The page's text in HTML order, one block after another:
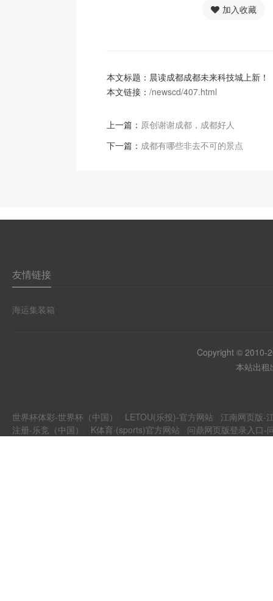
加入收藏
本文标题：晨读成都成都未来科技城上新！
本文链接： /newscd/407.html
上一篇： 原创谢谢成都，成都好人
下一篇： 成都有哪些非去不可的景点
友情链接
海运集装箱
Copyright © 2010-
本站出
世界杯体彩-世界杯（中国） LETOU(乐投)-官方网站
江南网页版-
注册-乐竞（中国）
K体育·(sports)官方网站 问鼎网页版登录入口-